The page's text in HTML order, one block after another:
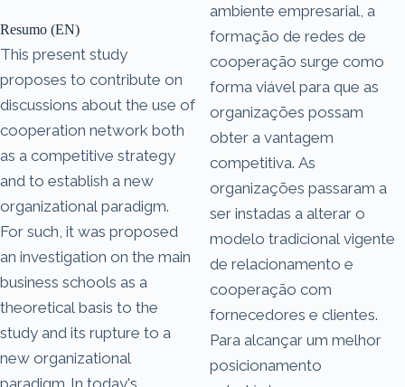
Resumo (EN)
This present study
proposes to contribute on
discussions about the use of
cooperation network both
as a competitive strategy
and to establish a new
organizational paradigm.
For such, it was proposed
an investigation on the main
business schools as a
theoretical basis to the
study and its rupture to a
new organizational
paradigm. ln today's
ambiente empresarial, a
formação de redes de
cooperação surge como
forma viável para que as
organizações possam
obter a vantagem
competitiva. As
organizações passaram a
ser instadas a alterar o
modelo tradicional vigente
de relacionamento e
cooperação com
fornecedores e clientes.
Para alcançar um melhor
posicionamento